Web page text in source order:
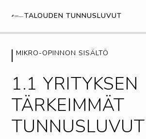
TALOUDEN TUNNUSLUVUT
TAUSTAKYSELY
MIKRO-OPINNON SISÄLTÖ
1.1 Yrityksen tärkeimmät tunnusluvut
1.2 Lukujen rouskuttaminen kannattaa
MIKRO-OPINNON SISÄLTÖ
1.1 YRITYKSEN
TÄRKEIMMÄT
TUNNUSLUVUT